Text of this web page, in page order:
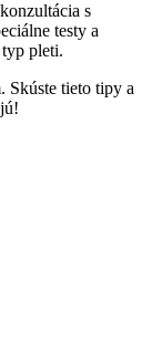
s
testy a
pleti.
Skúste tieto tipy a